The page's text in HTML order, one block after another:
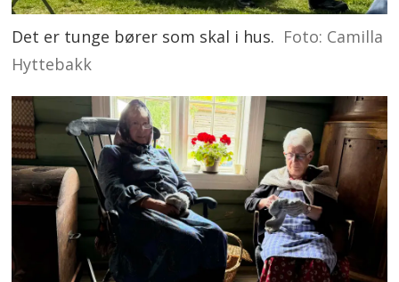
Det er tunge bører som skal i hus. Foto: Camilla
Hyttebakk